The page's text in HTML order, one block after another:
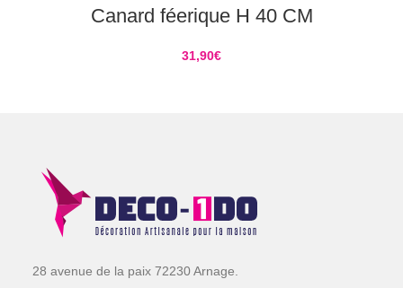
Canard féerique H 40 CM
31,90€
28 avenue de la paix 72230 Arnage.